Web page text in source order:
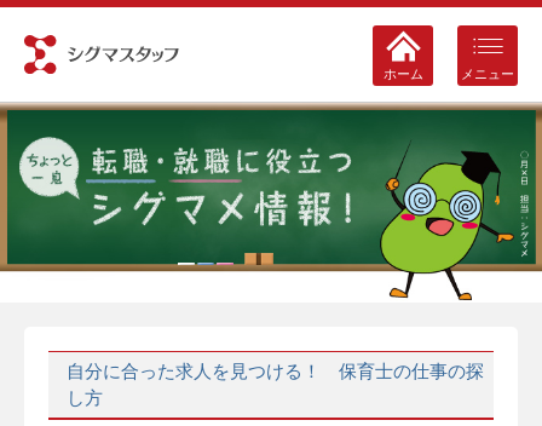
メニュー
ホーム
自分に合った求人を見つける！ 保育士の仕事の探
し方